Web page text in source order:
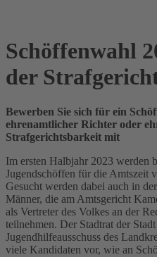
Schöffenwahl
der
Bewerben Sie sich für ein
ehrenamtlicher Richter oder
Strafgerichtsbarkeit mit
Im ersten Halbjahr 2023 werden
Jugendschöffen für die Amtszeit
Gesucht werden dabei auch in
Männer, die am Amtsgericht
als Vertreter des Volkes an der
teilnehmen. Der Stadtrat der
Jugendhilfeausschuss des
viele Kandidaten vor, wie an